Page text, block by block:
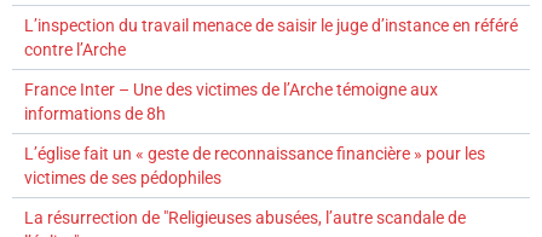
L’inspection du travail menace de saisir le juge d’instance en référé
contre l’Arche
France Inter – Une des victimes de l’Arche témoigne aux
informations de 8h
L’église fait un « geste de reconnaissance financière » pour les
victimes de ses pédophiles
La résurrection de "Religieuses abusées, l’autre scandale de